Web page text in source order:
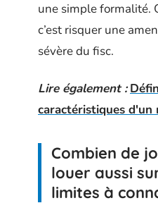
une simple formalité.
c’est risquer une
sévère du fisc.
Lire également :
caractéristiques d'un
Combien de
louer aussi
limites à